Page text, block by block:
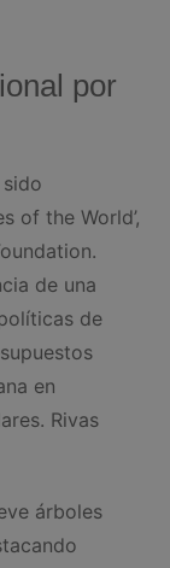
por
of the World’,
de una
de
en
​Rivas
árboles